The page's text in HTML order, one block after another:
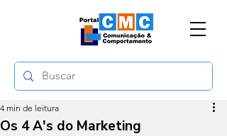
Os 4 A's do Marketing
4 min de leitura